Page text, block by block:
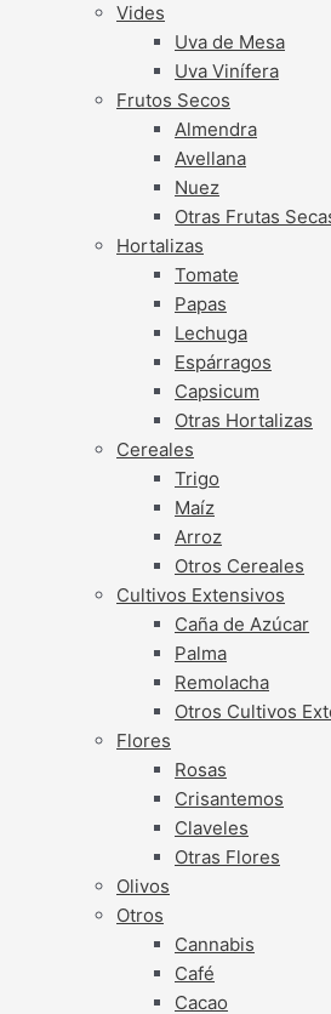
Vides
Uva de Mesa
Uva Vinífera
Frutos Secos
Almendra
Avellana
Nuez
Otras Frutas
Hortalizas
Tomate
Papas
Lechuga
Espárragos
Capsicum
Otras Hortalizas
Cereales
Trigo
Maíz
Arroz
Otros Cereales
Cultivos Extensivos
Caña de Azúcar
Palma
Remolacha
Otros Cultivos
Flores
Rosas
Crisantemos
Claveles
Otras Flores
Olivos
Otros
Cannabis
Café
Cacao